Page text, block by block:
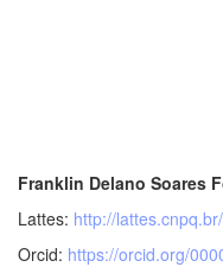
Franklin Delano Soares
Lattes: http://
Orcid: https://orcid.org/